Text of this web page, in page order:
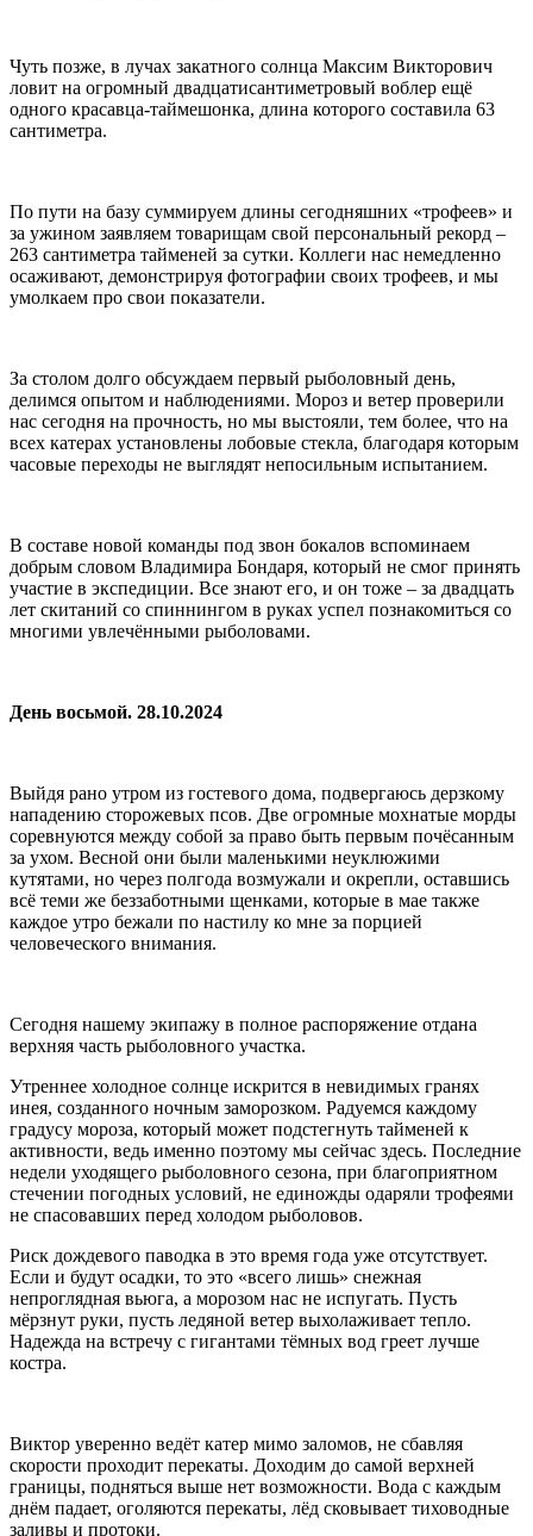
Чуть позже, в лучах закатного солнца Максим Викторович
ловит на огромный двадцатисантиметровый воблер ещё
одного красавца-таймешонка, длина которого составила 63
сантиметра.
По пути на базу суммируем длины сегодняшних «трофеев» и
за ужином заявляем товарищам свой персональный рекорд –
263 сантиметра тайменей за сутки. Коллеги нас немедленно
осаживают, демонстрируя фотографии своих трофеев, и мы
умолкаем про свои показатели.
За столом долго обсуждаем первый рыболовный день,
делимся опытом и наблюдениями. Мороз и ветер проверили
нас сегодня на прочность, но мы выстояли, тем более, что на
всех катерах установлены лобовые стекла, благодаря которым
часовые переходы не выглядят непосильным испытанием.
В составе новой команды под звон бокалов вспоминаем
добрым словом Владимира Бондаря, который не смог принять
участие в экспедиции. Все знают его, и он тоже – за двадцать
лет скитаний со спиннингом в руках успел познакомиться со
многими увлечёнными рыболовами.
День восьмой. 28.10.2024
Выйдя рано утром из гостевого дома, подвергаюсь дерзкому
нападению сторожевых псов. Две огромные мохнатые морды
соревнуются между собой за право быть первым почёсанным
за ухом. Весной они были маленькими неуклюжими
кутятами, но через полгода возмужали и окрепли, оставшись
всё теми же беззаботными щенками, которые в мае также
каждое утро бежали по настилу ко мне за порцией
человеческого внимания.
Сегодня нашему экипажу в полное распоряжение отдана
верхняя часть рыболовного участка.
Утреннее холодное солнце искрится в невидимых гранях
инея, созданного ночным заморозком. Радуемся каждому
градусу мороза, который может подстегнуть тайменей к
активности, ведь именно поэтому мы сейчас здесь. Последние
недели уходящего рыболовного сезона, при благоприятном
стечении погодных условий, не единожды одаряли трофеями
не спасовавших перед холодом рыболовов.
Риск дождевого паводка в это время года уже отсутствует.
Если и будут осадки, то это «всего лишь» снежная
непроглядная вьюга, а морозом нас не испугать. Пусть
мёрзнут руки, пусть ледяной ветер выхолаживает тепло.
Надежда на встречу с гигантами тёмных вод греет лучше
костра.
Виктор уверенно ведёт катер мимо заломов, не сбавляя
скорости проходит перекаты. Доходим до самой верхней
границы, подняться выше нет возможности. Вода с каждым
днём падает, оголяются перекаты, лёд сковывает тиховодные
заливы и протоки.